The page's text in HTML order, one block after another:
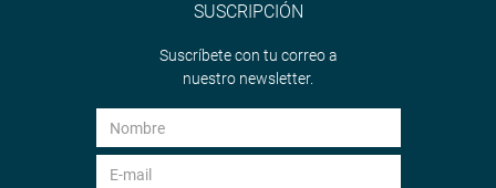
SUSCRIPCIÓN
Suscríbete con tu correo a
nuestro newsletter.